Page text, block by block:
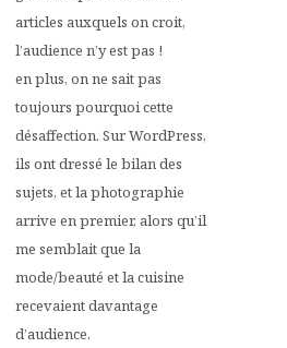
articles auxquels on croit,
l’audience n’y est pas !
en plus, on ne sait pas
toujours pourquoi cette
désaffection. Sur WordPress,
ils ont dressé le bilan des
sujets, et la photographie
arrive en premier, alors qu’il
me semblait que la
mode/beauté et la cuisine
recevaient davantage
d’audience.